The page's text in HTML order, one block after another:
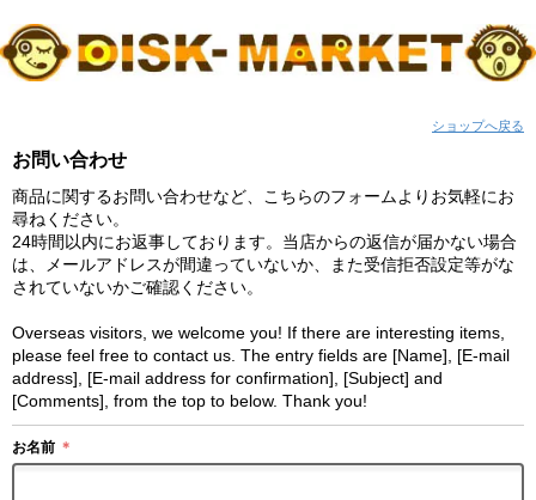
ショップへ戻る
お問い合わせ
商品に関するお問い合わせなど、こちらのフォームよりお気軽にお
尋ねください。
24時間以内にお返事しております。当店からの返信が届かない場合
は、メールアドレスが間違っていないか、また受信拒否設定等がな
されていないかご確認ください。
Overseas visitors, we welcome you! If there are interesting items,
please feel free to contact us. The entry fields are [Name], [E-mail
address], [E-mail address for confirmation], [Subject] and
[Comments], from the top to below. Thank you!
お名前 ＊